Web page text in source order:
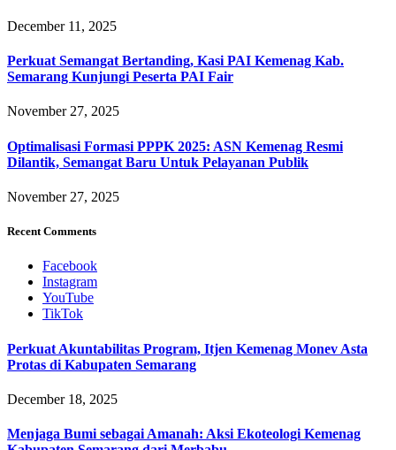
December 11, 2025
Perkuat Semangat Bertanding, Kasi PAI Kemenag Kab.
Semarang Kunjungi Peserta PAI Fair
November 27, 2025
Optimalisasi Formasi PPPK 2025: ASN Kemenag Resmi
Dilantik, Semangat Baru Untuk Pelayanan Publik
November 27, 2025
Recent Comments
Facebook
Instagram
YouTube
TikTok
Perkuat Akuntabilitas Program, Itjen Kemenag Monev Asta
Protas di Kabupaten Semarang
December 18, 2025
Menjaga Bumi sebagai Amanah: Aksi Ekoteologi Kemenag